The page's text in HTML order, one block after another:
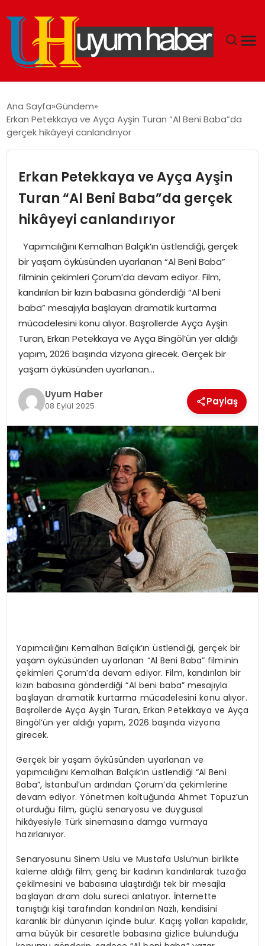
EKONOMI
SPOR
TEKNOLOJI
SAĞLIK
MAGAZIN
YAŞAM
Ana Sayfa Gündem
Erkan Petekkaya ve Ayça Ayşin Turan “Al Beni Baba”da
gerçek hikâyeyi canlandırıyor
Erkan Petekkaya ve Ayça Ayşin
Turan “Al Beni Baba”da gerçek
hikâyeyi canlandırıyor
Yapımcılığını Kemalhan Balçık’ın üstlendiği, gerçek
bir yaşam öyküsünden uyarlanan “Al Beni Baba”
filminin çekimleri Çorum’da devam ediyor. Film,
kandırılan bir kızın babasına gönderdiği “Al beni
baba” mesajıyla başlayan dramatik kurtarma
mücadelesini konu alıyor. Başrollerde Ayça Ayşin
Turan, Erkan Petekkaya ve Ayça Bingöl’ün yer aldığı
yapım, 2026 başında vizyona girecek. Gerçek bir
yaşam öyküsünden uyarlanan…
Uyum Haber
08 Eylül 2025 Paylaş
Yapımcılığını Kemalhan Balçık’ın üstlendiği, gerçek bir
yaşam öyküsünden uyarlanan “Al Beni Baba” filminin
çekimleri Çorum’da devam ediyor. Film, kandırılan bir
kızın babasına gönderdiği “Al beni baba” mesajıyla
başlayan dramatik kurtarma mücadelesini konu alıyor.
Başrollerde Ayça Ayşin Turan, Erkan Petekkaya ve Ayça
Bingöl’ün yer aldığı yapım, 2026 başında vizyona
girecek.
Gerçek bir yaşam öyküsünden uyarlanan ve
yapımcılığını Kemalhan Balçık’ın üstlendiği “Al Beni
Baba”, İstanbul’un ardından Çorum’da çekimlerine
devam ediyor. Yönetmen koltuğunda Ahmet Topuz’un
oturduğu film, güçlü senaryosu ve duygusal
hikâyesiyle Türk sinemasına damga vurmaya
hazırlanıyor.
Senaryosunu Sinem Uslu ve Mustafa Uslu’nun birlikte
kaleme aldığı film; genç bir kadının kandırılarak tuzağa
çekilmesini ve babasına ulaştırdığı tek bir mesajla
başlayan dram dolu süreci anlatıyor. İnternette
tanıştığı kişi tarafından kandırılan Nazlı, kendisini
karanlık bir dünyanın içinde bulur. Kaçış yolları kapalıdır,
ama büyük bir cesaretle babasına gizlice bulunduğu